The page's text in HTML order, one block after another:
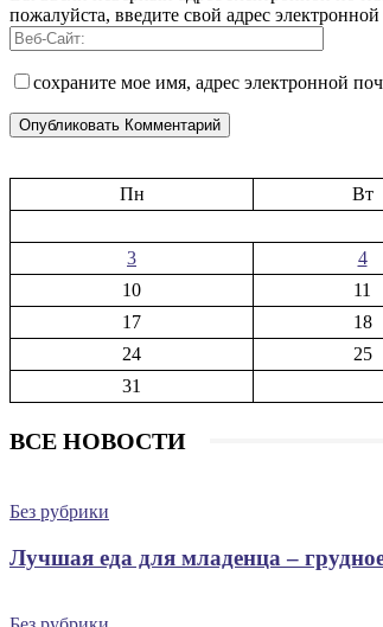
пожалуйста, введите свой адрес
сохраните мое имя, адрес электронной
Пн
Вт
3
4
10
11
17
18
24
25
31
ВСЕ НОВОСТИ
Без рубрики
Лучшая еда для младенца –